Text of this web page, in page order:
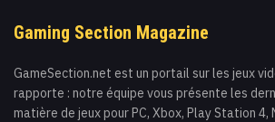
Gaming Section Magazine
GameSection.net est un portail sur les jeux
rapporte : notre équipe vous présente les
matière de jeux pour PC, Xbox, Play Station 4,